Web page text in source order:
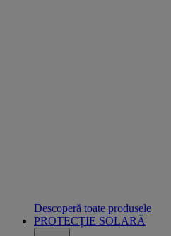
Descoperă toate produsele
PROTECȚIE SOLARĂ